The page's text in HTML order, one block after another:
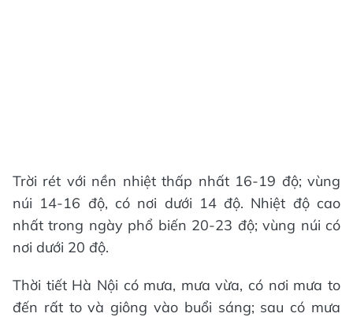
Trời rét với nền nhiệt thấp nhất 16-19 độ; vùng
núi 14-16 độ, có nơi dưới 14 độ. Nhiệt độ cao
nhất trong ngày phổ biến 20-23 độ; vùng núi có
nơi dưới 20 độ.
Thời tiết Hà Nội có mưa, mưa vừa, có nơi mưa to
đến rất to và giông vào buổi sáng; sau có mưa